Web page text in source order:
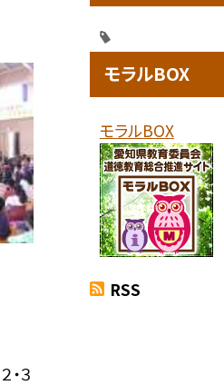
・３
モラルBOX
モラルBOX
RSS